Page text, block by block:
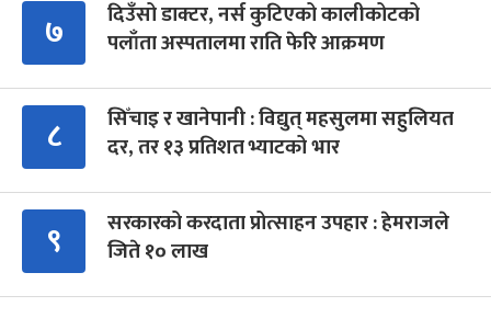
७
दिउँसो डाक्टर, नर्स कुटिएको कालीकोटको
पलाँता अस्पतालमा राति फेरि आक्रमण
८
सिँचाइ र खानेपानी : विद्युत् महसुलमा सहुलियत
दर, तर १३ प्रतिशत भ्याटको भार
९
सरकारको करदाता प्रोत्साहन उपहार : हेमराजले
जिते १० लाख